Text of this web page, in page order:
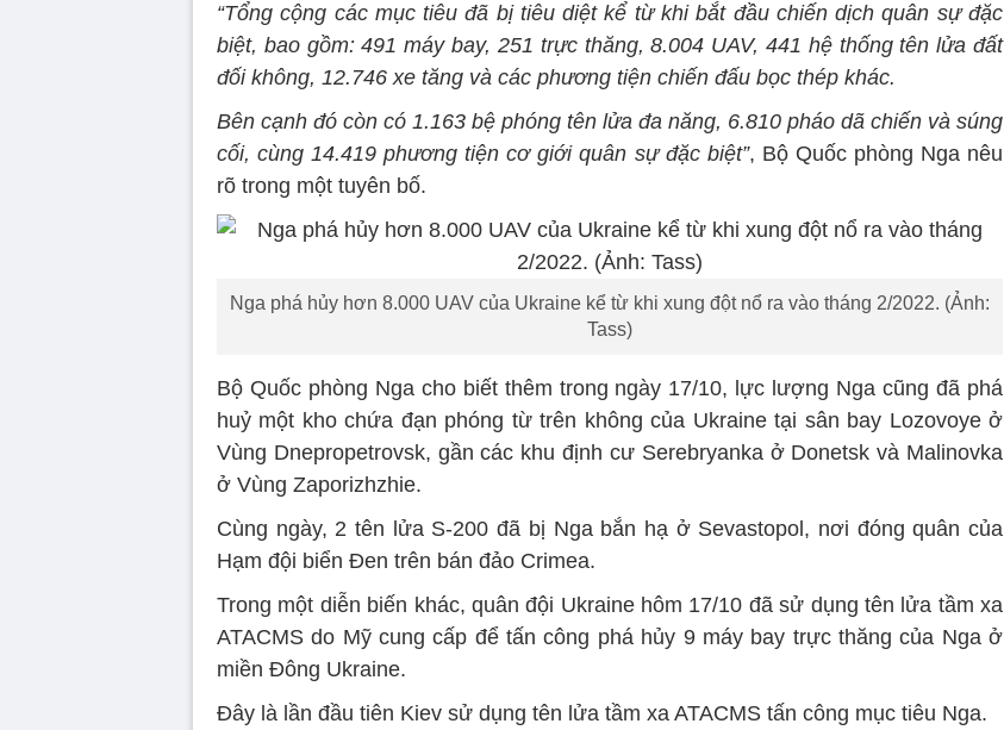
“Tổng cộng các mục tiêu đã bị tiêu diệt kể từ khi bắt đầu chiến dịch quân sự đặc
biệt, bao gồm: 491 máy bay, 251 trực thăng, 8.004 UAV, 441 hệ thống tên lửa đất
đối không, 12.746 xe tăng và các phương tiện chiến đấu bọc thép khác.
Bên cạnh đó còn có 1.163 bệ phóng tên lửa đa năng, 6.810 pháo dã chiến và súng
cối, cùng 14.419 phương tiện cơ giới quân sự đặc biệt”, Bộ Quốc phòng Nga nêu
rõ trong một tuyên bố.
Nga phá hủy hơn 8.000 UAV của Ukraine kể từ khi xung đột nổ ra vào tháng 2/2022. (Ảnh:
Tass)
Bộ Quốc phòng Nga cho biết thêm trong ngày 17/10, lực lượng Nga cũng đã phá
huỷ một kho chứa đạn phóng từ trên không của Ukraine tại sân bay Lozovoye ở
Vùng Dnepropetrovsk, gần các khu định cư Serebryanka ở Donetsk và Malinovka
ở Vùng Zaporizhzhie.
Cùng ngày, 2 tên lửa S-200 đã bị Nga bắn hạ ở Sevastopol, nơi đóng quân của
Hạm đội biển Đen trên bán đảo Crimea.
Trong một diễn biến khác, quân đội Ukraine hôm 17/10 đã sử dụng tên lửa tầm xa
ATACMS do Mỹ cung cấp để tấn công phá hủy 9 máy bay trực thăng của Nga ở
miền Đông Ukraine.
Đây là lần đầu tiên Kiev sử dụng tên lửa tầm xa ATACMS tấn công mục tiêu Nga.